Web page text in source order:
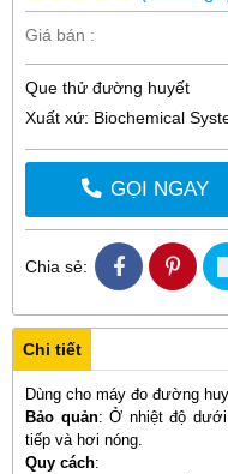
Giá bán :
Que thử đường huyết
Xuất xứ: Biochemical
GỌI NGAY
Chia sẻ:
Chi tiết
Dùng cho máy đo đường
Bảo quản: Ở nhiệt độ
tiếp và hơi nóng.
Quy cách: